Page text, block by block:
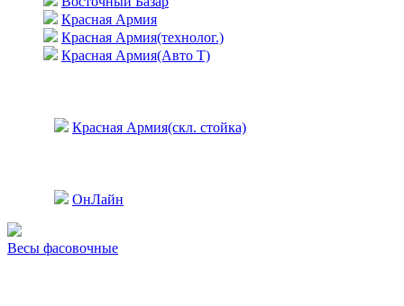
Красная Армия
Красная Армия(технолог.)
Красная Армия(Авто Т)
Красная Армия(скл. стойка)
ОнЛайн
Весы фасовочные